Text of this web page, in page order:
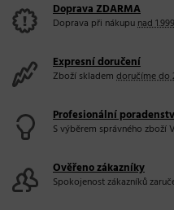
Doprava ZDARMA
Doprava při nákupunad
Expresní doručení
Zboží skladem doručíme do
Profesionální
S výběrem správného zboží
Ověřeno zákazníky
Spokojenost zákazníků